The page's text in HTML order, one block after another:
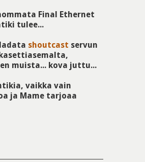
Final Ethernet
tulee...
shoutcast servun
muista... kova juttu...
vaikka vain
ja Mame tarjoaa